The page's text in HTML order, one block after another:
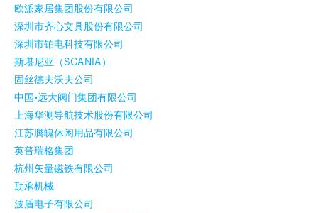
欧派家居集团股份有限公司
深圳市齐心文具股份有限公司
深圳市铂电科技有限公司
斯堪尼亚（SCANIA）
固丝德夫沃夫公司
中国•远大阀门集团有限公司
上海华测导航技术股份有限公司
江苏腾魄休闲用品有限公司
英普瑞格集团
杭州矢量磁铁有限公司
劢承机械
波盾电子有限公司